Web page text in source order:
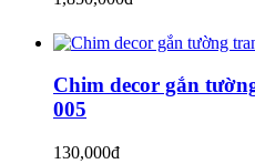
Chim decor gắn
005
130,000đ